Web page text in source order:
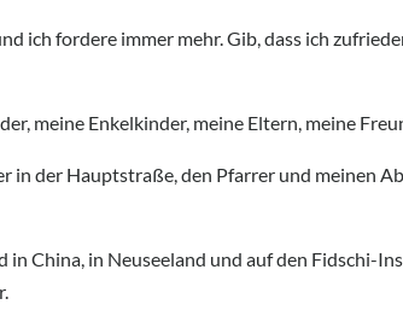
ich fordere immer mehr. Gib, dass ich
meine Enkelkinder, meine Eltern, meine
in der Hauptstraße, den Pfarrer und meinen
China, in Neuseeland und auf den Fidschi-